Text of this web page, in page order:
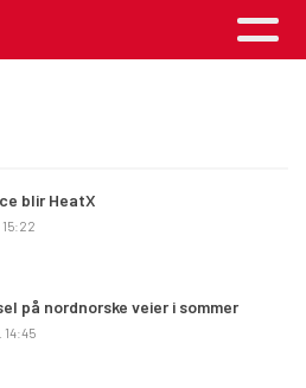
blir HeatX
på nordnorske veier i sommer
14:45